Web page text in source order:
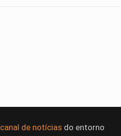
canal de notícias do entorno